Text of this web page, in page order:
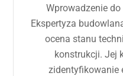
Wprowadzenie
Ekspertyza
ocena stanu
konstrukcji. Jej
zidentyfikowanie